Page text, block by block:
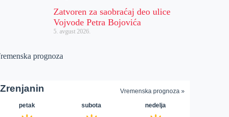
Zatvoren za saobraćaj deo ulice
Vojvode Petra Bojovića
5. avgust 2026.
prognoza